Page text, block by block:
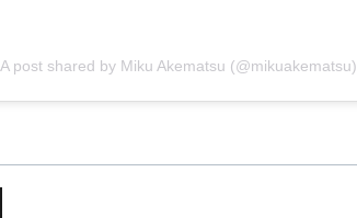
A post shared by Miku Akematsu (@mikuakematsu)